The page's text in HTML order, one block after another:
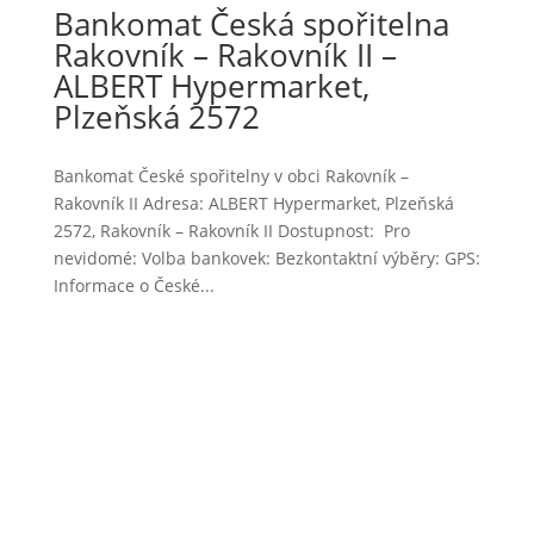
Bankomat Česká spořitelna
Rakovník – Rakovník II –
ALBERT Hypermarket,
Plzeňská 2572
Bankomat České spořitelny v obci Rakovník –
Rakovník II Adresa: ALBERT Hypermarket, Plzeňská
2572, Rakovník – Rakovník II Dostupnost: Pro
nevidomé: Volba bankovek: Bezkontaktní výběry: GPS:
Informace o České...